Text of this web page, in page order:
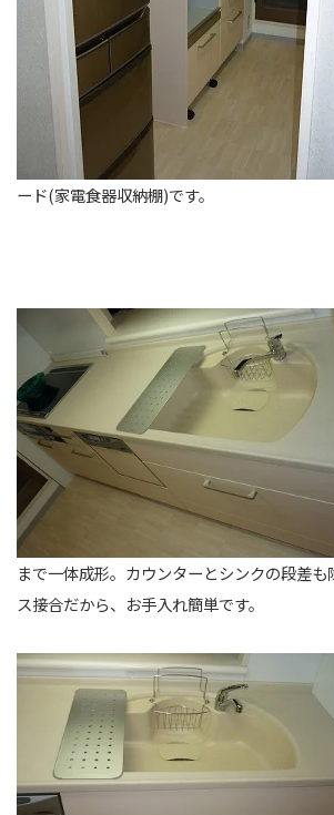
ード(家電食器収納棚)です。
まで一体成形。カウンターとシンクの段差
ス接合だから、お手入れ簡単です。